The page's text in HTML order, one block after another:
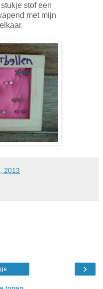
stof een
met mijn
2013
›